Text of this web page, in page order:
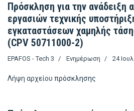
Πρόσκληση για την ανάδειξη
εργασιών τεχνικής
εγκαταστάσεων χαμηλής
(CPV 50711000-2)
EPAFOS - Tech 3 Ενημέρωση 24
Λήψη αρχείου πρόσκλησης